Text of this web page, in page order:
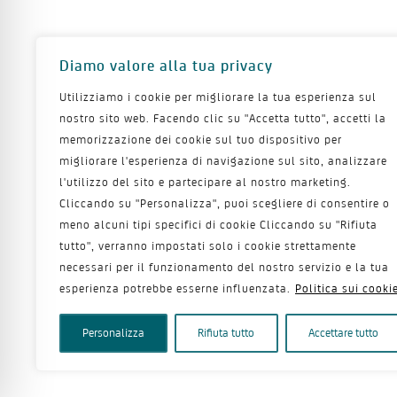
Diamo valore alla tua privacy
Utilizziamo i cookie per migliorare la tua esperienza sul
nostro sito web. Facendo clic su "Accetta tutto", accetti la
memorizzazione dei cookie sul tuo dispositivo per
migliorare l'esperienza di navigazione sul sito, analizzare
l'utilizzo del sito e partecipare al nostro marketing.
Cliccando su "Personalizza", puoi scegliere di consentire o
meno alcuni tipi specifici di cookie Cliccando su "Rifiuta
tutto", verranno impostati solo i cookie strettamente
necessari per il funzionamento del nostro servizio e la tua
esperienza potrebbe esserne influenzata. Politica sui
Personalizza Rifiuta tutto Accettare tutto